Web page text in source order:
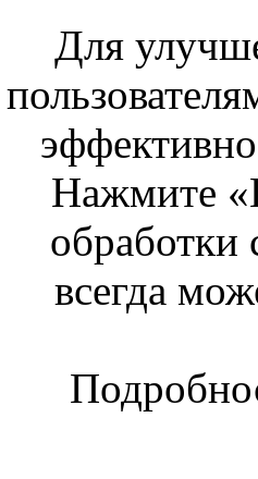
Для
Нажмите
всегда